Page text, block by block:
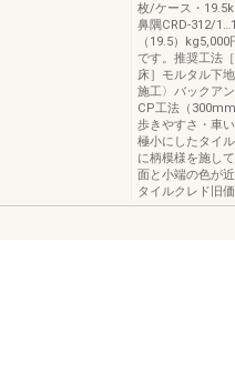
枚/ケース・
鼻隅CRD‐312/
（19.5）
です。推奨工法
床］モルタル下
施工〉バックア
CP工法（
歩きやすさ・車
極小にしたタイ
に柄模様を施し
面と小端の色が
タイルクレド旧